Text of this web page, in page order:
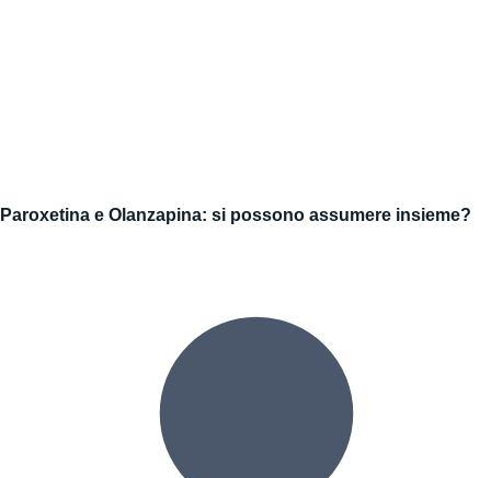
Paroxetina e Olanzapina: si possono assumere insieme?